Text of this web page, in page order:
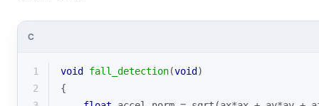
C
1 void fall_detection(void )
2
{